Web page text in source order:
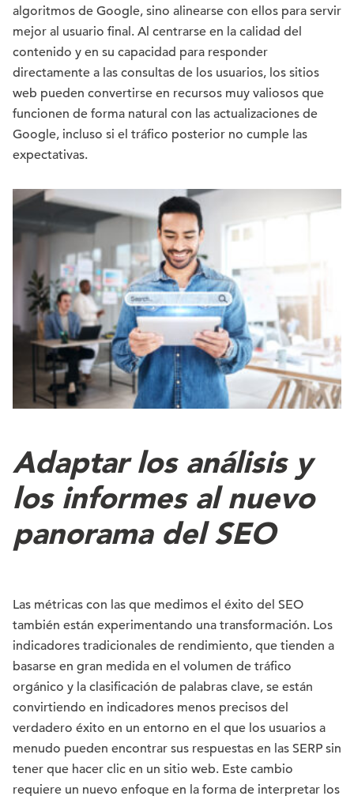
algoritmos de Google, sino alinearse con ellos para servir
mejor al usuario final. Al centrarse en la calidad del
contenido y en su capacidad para responder
directamente a las consultas de los usuarios, los sitios
web pueden convertirse en recursos muy valiosos que
funcionen de forma natural con las actualizaciones de
Google, incluso si el tráfico posterior no cumple las
expectativas.
Adaptar los análisis y
los informes al nuevo
panorama del SEO
Las métricas con las que medimos el éxito del SEO
también están experimentando una transformación. Los
indicadores tradicionales de rendimiento, que tienden a
basarse en gran medida en el volumen de tráfico
orgánico y la clasificación de palabras clave, se están
convirtiendo en indicadores menos precisos del
verdadero éxito en un entorno en el que los usuarios a
menudo pueden encontrar sus respuestas en las SERP sin
tener que hacer clic en un sitio web. Este cambio
requiere un nuevo enfoque en la forma de interpretar los